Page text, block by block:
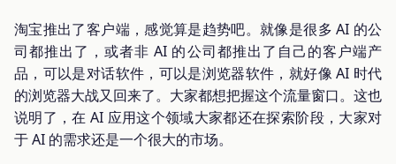
淘宝推出了客户端，感觉算是趋势吧。就像是很多 AI 的公
司都推出了，或者非 AI 的公司都推出了自己的客户端产
品，可以是对话软件，可以是浏览器软件，就好像 AI 时代
的浏览器大战又回来了。大家都想把握这个流量窗口。这也
说明了，在 AI 应用这个领域大家都还在探索阶段，大家对
于 AI 的需求还是一个很大的市场。